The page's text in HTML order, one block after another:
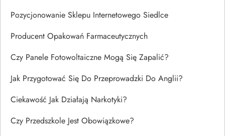
Pozycjonowanie Sklepu Internetowego Siedlce
Producent Opakowań Farmaceutycznych
Czy Panele Fotowoltaiczne Mogą Się Zapalić?
Jak Przygotować Się Do Przeprowadzki Do Anglii?
Ciekawość Jak Działają Narkotyki?
Czy Przedszkole Jest Obowiązkowe?